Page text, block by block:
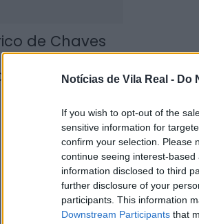
Notícias de Vila Real - Do
If you wish to opt-out of the
sensitive information for
confirm your selection. Please
continue seeing interest-
information disclosed to third
further disclosure of your
participants. This information
Downstream Participants that
de Chaves
urbanística